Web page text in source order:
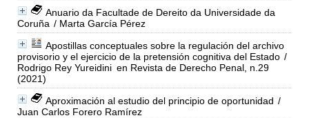
Anuario da Facultade de Dereito da Universidade da
Coruña / Marta García Pérez
Apostillas conceptuales sobre la regulación del archivo
provisorio y el ejercicio de la pretensión cognitiva del Estado /
Rodrigo Rey Yureidini en Revista de Derecho Penal, n.29
(2021)
Aproximación al estudio del principio de oportunidad /
Juan Carlos Forero Ramírez